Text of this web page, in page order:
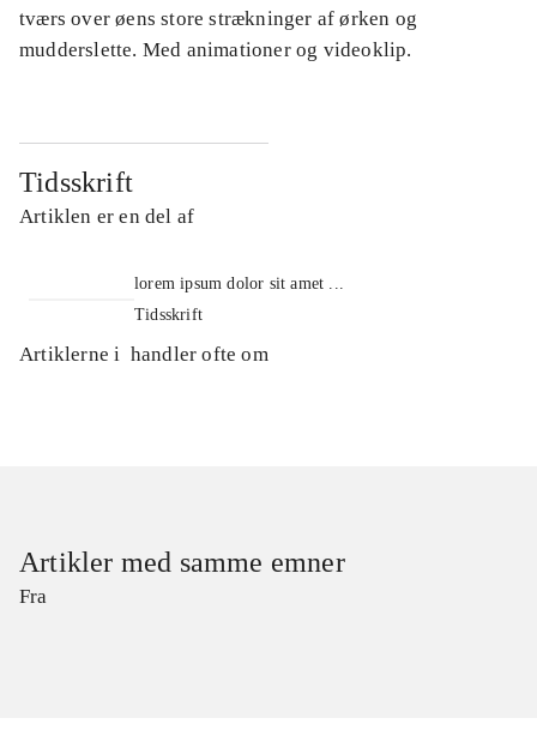
tværs over øens store strækninger af ørken og
mudderslette. Med animationer og videoklip.
Tidsskrift
Artiklen er en del af
lorem ipsum dolor sit amet ...
Tidsskrift
Artiklerne i handler ofte om
Artikler med samme emner
Fra